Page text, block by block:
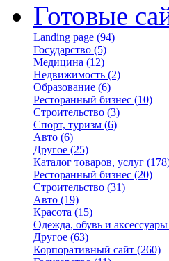
Готовые
Landing page (94)
Государство (5)
Медицина (12)
Недвижимость (2)
Образование (6)
Ресторанный бизнес (10)
Строительство (3)
Спорт, туризм (6)
Авто (6)
Другое (25)
Каталог товаров, услуг
Ресторанный бизнес (20)
Строительство (31)
Авто (19)
Красота (15)
Одежда, обувь и аксессуары
Другое (63)
Корпоративный сайт (260)